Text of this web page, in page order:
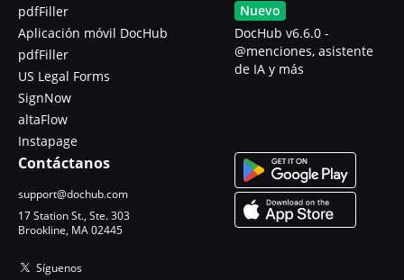
pdfFiller
Aplicación móvil DocHub
pdfFiller
US Legal Forms
SignNow
altaFlow
Instapage
Nuevo
DocHub v6.6.0 -
@menciones, asistente
de IA y más
Contáctanos
support@dochub.com
17 Station St., Ste. 303
Brookline, MA 02445
Síguenos